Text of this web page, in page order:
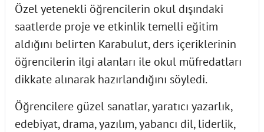
Özel yetenekli öğrencilerin okul dışındaki
saatlerde proje ve etkinlik temelli eğitim
aldığını belirten Karabulut, ders içeriklerinin
öğrencilerin ilgi alanları ile okul müfredatları
dikkate alınarak hazırlandığını söyledi.
Öğrencilere güzel sanatlar, yaratıcı yazarlık,
edebiyat, drama, yazılım, yabancı dil, liderlik,